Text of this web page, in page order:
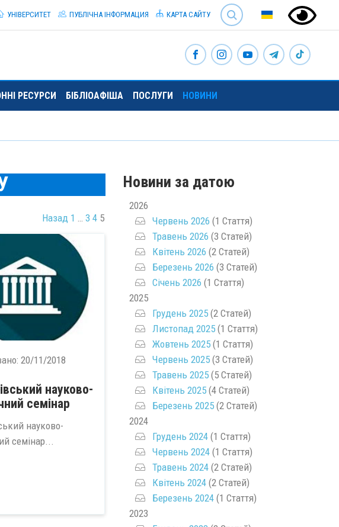
SEARCH
УНІВЕРСИТЕТ
ПУБЛІЧНА ІНФОРМАЦИЯ КАРТА САЙТУ
РЕСУРСИ БІБЛІОАФІША ПОСЛУГИ НОВИНИ
Назад 1 … 3 4 5
20/11/2018
науково-
семінар
науково-
семінар...
Новини за датою
2026
Червень 2026 (1 Стаття)
Травень 2026 (3 Статей)
Квітень 2026 (2 Статей)
Березень 2026 (3 Статей)
Січень 2026 (1 Стаття)
2025
Грудень 2025(2 Статей)
Листопад 2025(1 Стаття)
Жовтень 2025(1 Стаття)
Червень 2025(3 Статей)
Травень 2025(5 Статей)
Квітень 2025(4 Статей)
Березень 2025(2 Статей)
2024
Грудень 2024(1 Стаття)
Червень 2024(1 Стаття)
Травень 2024(2 Статей)
Квітень 2024(2 Статей)
Березень 2024(1 Стаття)
2023